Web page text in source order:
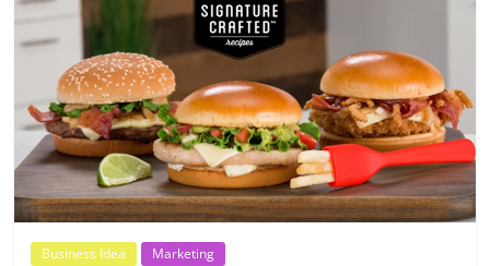
ประเทศไทย,
ThaiSMEsCenter,
รวม
ธุรกิจ
Business Idea Marketing